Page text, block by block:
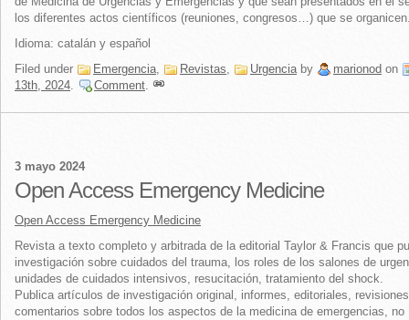
los diferentes actos científicos (reuniones, congresos…) que se
Idioma: catalán y español
Filed under
Emergencia, Revistas, Urgenciaby marionod on
13th, 2024. Comment.
3 mayo 2024
Open Access Emergency Medicine
Open Access Emergency Medicine
Revista a texto completo y arbitrada de la editorial Taylor & Francis que
investigación sobre cuidados del trauma, los roles de los salones de
unidades de cuidados intensivos, resucitación, tratamiento del shock.
Publica artículos de investigación original, informes, editoriales,
comentarios sobre todos los aspectos de la medicina de emergencias, no